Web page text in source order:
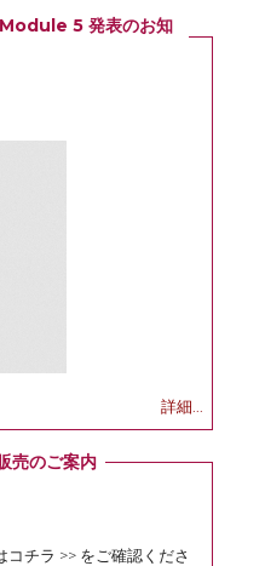
5 発表のお知
詳細...
のご案内
コチラ >> をご確認くださ